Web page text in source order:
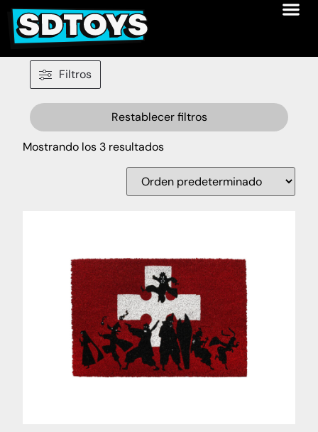
Filtros
Restablecer filtros
Mostrando los 3 resultados